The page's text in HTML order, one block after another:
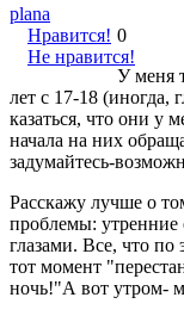
plana
Нравится!
Не нравится!
0
У меня
лет с 17-18 (иногда,
казаться, что они у
начала на них
задумайтесь-
Расскажу лучше о
проблемы: утренние
глазами. Все, что по
тот момент
ночь!"А вот утром-